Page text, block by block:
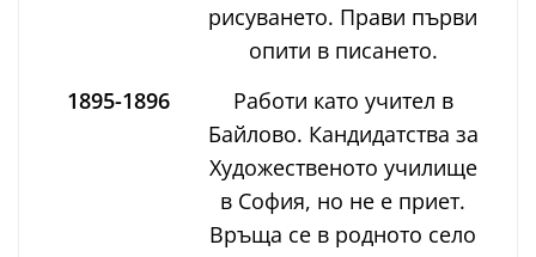
рисуването. Прави първи
опити в писането.
1895-1896
Работи като учител в
Байлово. Кандидатства за
Художественото училище
в София, но не е приет.
Връща се в родното село